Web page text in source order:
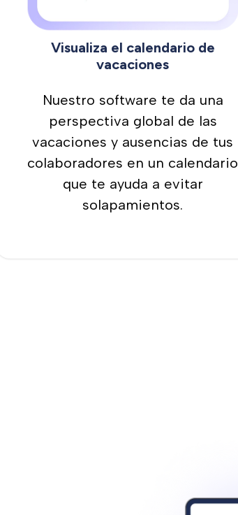
Visualiza el calendario de
vacaciones
Nuestro software te da una
perspectiva global de las
vacaciones y ausencias de tus
colaboradores en un calendario
que te ayuda a evitar
solapamientos.